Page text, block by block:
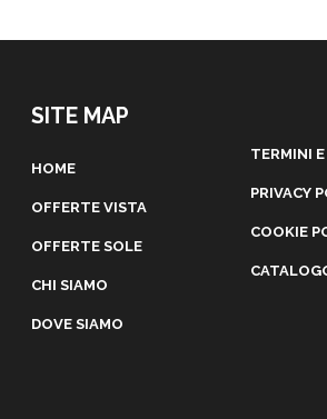
SITE MAP
HOME
OFFERTE VISTA
OFFERTE SOLE
CHI SIAMO
DOVE SIAMO
TERMINI
PRIVACY
COOKIE